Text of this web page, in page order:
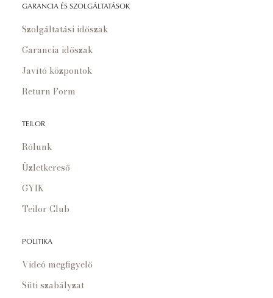
GARANCIA ÉS SZOLGÁLTATÁSOK
Szolgáltatási időszak
Garancia időszak
Javító központok
Return Form
TEILOR
Rólunk
Üzletkereső
GYIK
Teilor Club
POLITIKA
Videó megfigyelő
Süti szabályzat